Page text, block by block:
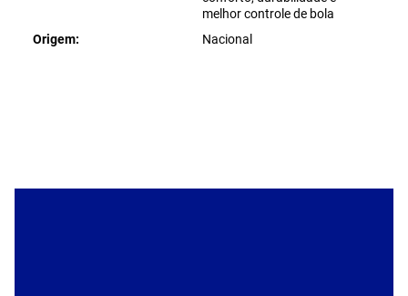
melhor controle de bola
Origem
Nacional